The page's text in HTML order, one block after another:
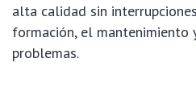
alta calidad sin
formación, el mantenimiento
problemas.